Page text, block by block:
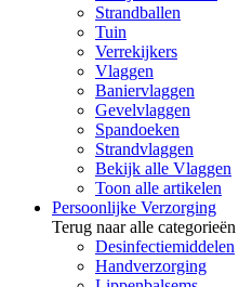
Strandballen
Tuin
Verrekijkers
Vlaggen
Baniervlaggen
Gevelvlaggen
Spandoeken
Strandvlaggen
Bekijk alle Vlaggen
Toon alle artikelen
Persoonlijke Verzorging
Terug naar alle categorieën
Desinfectiemiddelen
Handverzorging